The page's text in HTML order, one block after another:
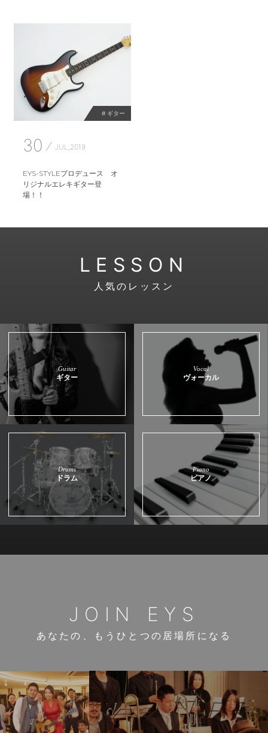
# ギター
30 JUL,2019
EYS-STYLEプロデュース オ
リジナルエレキギター登
場！！
LESSON
人気のレッスン
Guitar
ギター
Vocal
ヴォーカル
Drums
ドラム
Piano
ピアノ
JOIN EYS
あなたの、もうひとつの居場所になる